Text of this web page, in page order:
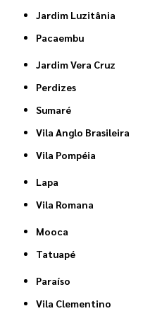
Jardim Luzitânia
Pacaembu
Jardim Vera Cruz
Perdizes
Sumaré
Vila Anglo Brasileira
Vila Pompéia
Lapa
Vila Romana
Mooca
Tatuapé
Paraíso
Vila Clementino